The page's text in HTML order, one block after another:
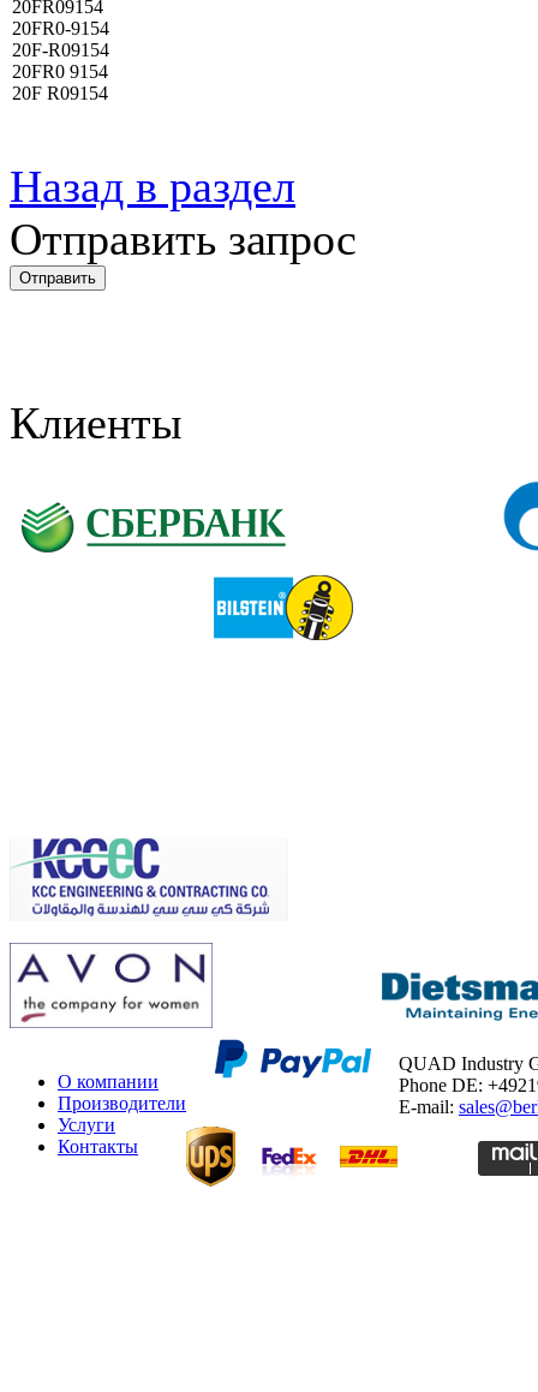
20FR09154
20FR0-9154
20F-R09154
20FR0 9154
20F R09154
Назад в раздел
Отправить запрос
Клиенты
О компании
Производители
Услуги
Контакты
QUAD Industry
Phone DE:
E-mail: